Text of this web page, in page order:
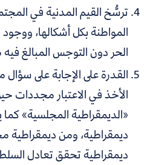
ترسُّخ القيم المدنية في
المواطنة بكل أشكالها،
الحر دون التوجس المبالغ
القدرة على الإجابة على
الأخذ في الاعتبار مجددات
«الديمقراطية المجلسية» كما
ديمقراطية، ومن ديمقراطية
ديمقراطية تحقق تعادل